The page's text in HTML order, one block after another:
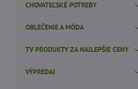
CHOVATEĽSKÉ POTREBY
OBLEČENIE A MÓDA
TV PRODUKTY ZA NAJLEPŠIE CENY
VÝPREDAJ